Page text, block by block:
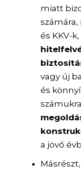
miatt
és KKV-k,
vagy új
és
a jövő